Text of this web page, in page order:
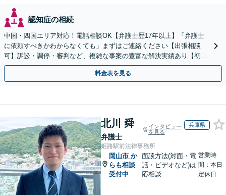
認知症の相続
中国・四国エリア対応！電話相談OK【弁護士歴17年以上】「弁護士
に依頼すべきかわからなくても」まずはご連絡ください【出張相談
可】訴訟・調停・審判など、複雑な事案の豊富な解決実績あり【初回
相談無料】初回面談のみで解決できるケースもあります
料金表を見る
北川 舜
弁護士
インタビュー
を見る
兵庫県
姫路駅前法律事務所
岡山市 か
らも相談
受付中
面談方法(対面・電
話・ビデオなど)は
応相談
営業時
間：本日
定休日